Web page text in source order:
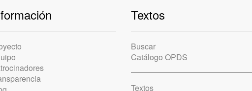
Textos
Buscar
Catálogo OPDS
Textos